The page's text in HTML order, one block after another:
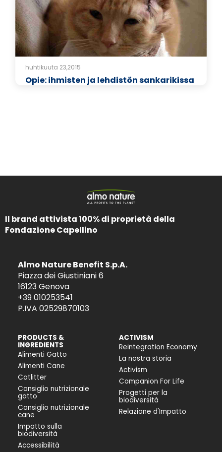
huhtikuuta 23,2015
Opie: ihmisten ja lehdistön sankarikissa
Il brand attivista 100% di proprietà della
Fondazione Capellino
Almo Nature Benefit S.p.A.
Piazza dei Giustiniani 6
16123 Genova
+39 010253541
P.IVA 02529870103
PRODUCTS &
INGREDIENTS
Alimenti Gatto
Alimenti Cane
Catlitter
Consiglio nutrizionale
gatto
Consiglio nutrizionale
cane
Impatto sulla
biodiversità
Accessibilità
ACTIVISM
Reintegration Economy
La nostra storia
Activism
Companion For Life
Progetti per la
biodiversità
Relazione d'Impatto